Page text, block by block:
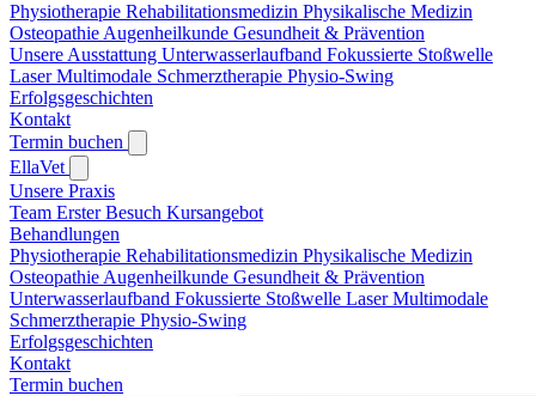
Physiotherapie Rehabilitationsmedizin Physikalische Medizin
Osteopathie Augenheilkunde Gesundheit & Prävention
Unsere Ausstattung Unterwasserlaufband Fokussierte Stoßwelle
LaserMultimodale Schmerztherapie Physio-Swing
Erfolgsgeschichten
Kontakt
Termin buchen
EllaVet
Unsere Praxis
Team Erster Besuch Kursangebot
Behandlungen
Physiotherapie Rehabilitationsmedizin Physikalische Medizin
Osteopathie Augenheilkunde Gesundheit & Prävention
Unterwasserlaufband Fokussierte Stoßwelle LaserMultimodale
Schmerztherapie Physio-Swing
Erfolgsgeschichten
Kontakt
Termin buchen